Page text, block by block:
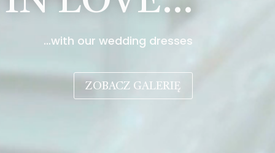
…with our wedding dresses
ZOBACZ GALERIĘ